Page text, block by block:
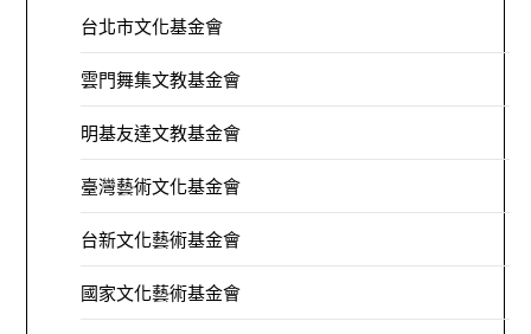
台北市文化基金會
雲門舞集文教基金會
明基友達文教基金會
臺灣藝術文化基金會
台新文化藝術基金會
國家文化藝術基金會